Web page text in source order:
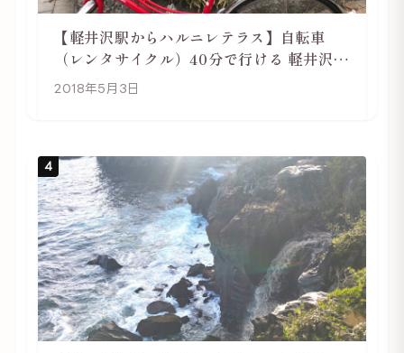
【軽井沢駅からハルニレテラス】自転車
（レンタサイクル）40分で行ける 軽井沢旅
行は自転車利用がおススメ
2018年5月3日
4